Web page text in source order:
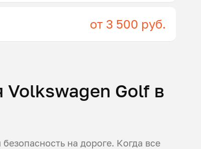
от 3 500 руб.
Volkswagen Golf в
на дороге. Когда все